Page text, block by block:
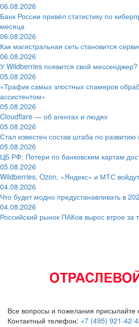
06.08.2026
Банк России привёл статистику по
месяца
06.08.2026
Как магистральная сеть становится
06.08.2026
У Wildberries появится свой мессенджер?
05.08.2026
«Трафик самых злостных спамеров
ассистентом»
05.08.2026
Cloudflare — об агентах и людях
05.08.2026
Стал известен состав штаба по
05.08.2026
ЦБ РФ: Потери по банковским картам
05.08.2026
Wildberries, Ozon, «Яндекс» и МТС
04.08.2026
Что будет модно предустанавливать в
04.08.2026
Российский рынок ПАКов вырос втрое за
Все вопросы и пожелания присылайте
Контактный телефон: +7 (495) 921-42-